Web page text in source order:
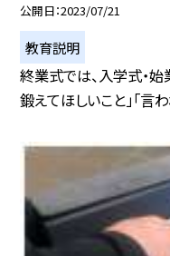
公開日 2023/07/21
教育説明
終業式では、入学式・
鍛えてほしいこと」「言